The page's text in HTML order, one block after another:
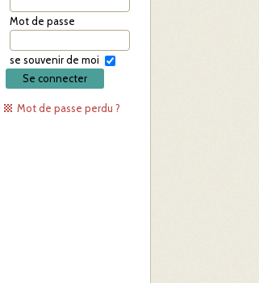
Mot de passe
se souvenir de moi
Mot de passe perdu ?